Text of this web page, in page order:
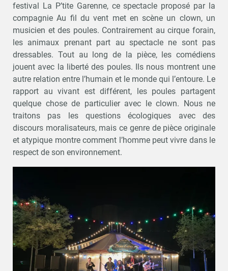
festival La P’tite Garenne, ce spectacle proposé par la
compagnie Au fil du vent met en scène un clown, un
musicien et des poules. Contrairement au cirque forain,
les animaux prenant part au spectacle ne sont pas
dressables. Tout au long de la pièce, les comédiens
jouent avec la liberté des poules. Ils nous montrent une
autre relation entre l’humain et le monde qui l’entoure. Le
rapport au vivant est différent, les poules partagent
quelque chose de particulier avec le clown. Nous ne
traitons pas les questions écologiques avec des
discours moralisateurs, mais ce genre de pièce originale
et atypique montre comment l’homme peut vivre dans le
respect de son environnement.